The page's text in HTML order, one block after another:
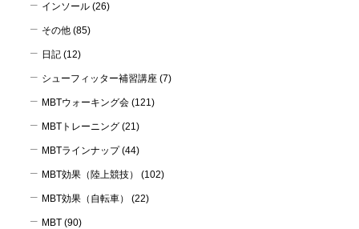
インソール (26)
その他 (85)
日記 (12)
シューフィッター補習講座 (7)
MBTウォーキング会 (121)
MBTトレーニング (21)
MBTラインナップ(44)
MBT効果（陸上競技） (102)
MBT効果（自転車） (22)
MBT (90)